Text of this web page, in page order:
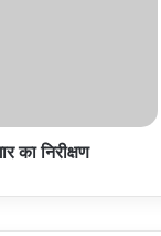
का निरीक्षण